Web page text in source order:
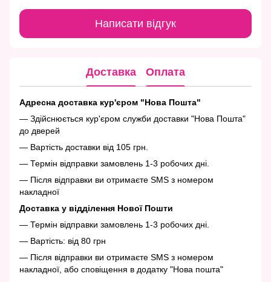
Написати відгук
Доставка Оплата
Адресна доставка кур'єром "Нова Пошта"
— Здійснюється кур'єром служби доставки "Нова Пошта"
до дверей
— Вартість доставки від 105 грн.
— Термін відправки замовлень 1-3 робочих дні.
— Після відправки ви отримаєте SMS з номером
накладної
Доставка у відділення Нової Пошти
— Термін відправки замовлень 1-3 робочих дні.
— Вартість: від 80 грн
— Після відправки ви отримаєте SMS з номером
накладної, або сповіщення в додатку "Нова пошта"